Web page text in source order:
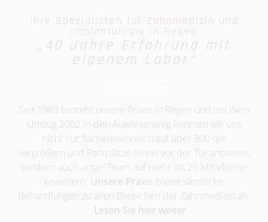
Ihre Spezialisten für Zahnmedizin und
Implantologie in Regen
„40 Jahre Erfahrung mit
eigenem Labor“
Seit 1983 besteht unsere Praxis in Regen und mit dem
Umzug 2002 in den Auwiesenweg konnten wir uns
nicht nur flächentechnisch auf über 300 qm
vergrößern und Parkplätze direkt vor der Tür anbieten,
sondern auch unser Team auf mehr als 20 Mitarbeiter
erweitern. Unsere Praxis bietet sämtliche
Behandlungen zu allen Bereichen der Zahnmedizin an.
Lesen Sie hier weiter